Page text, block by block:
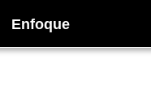
Enfoque